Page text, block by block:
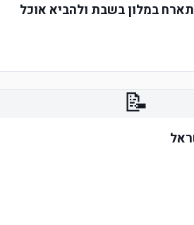
במלון בשבת ולהביא אוכל
📝